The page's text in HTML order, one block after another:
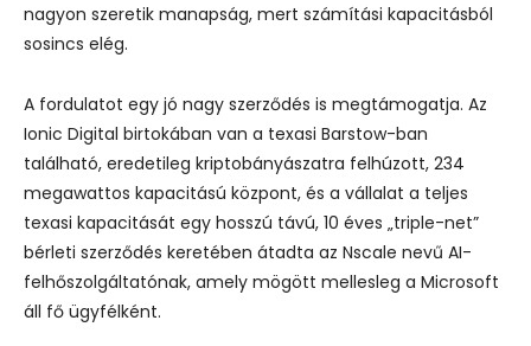
nagyon szeretik manapság, mert számítási kapacitásból
sosincs elég.
A fordulatot egy jó nagy szerződés is megtámogatja. Az
Ionic Digital birtokában van a texasi Barstow-ban
található, eredetileg kriptobányászatra felhúzott, 234
megawattos kapacitású központ, és a vállalat a teljes
texasi kapacitását egy hosszú távú, 10 éves „triple-net”
bérleti szerződés keretében átadta az Nscale nevű AI-
felhőszolgáltatónak, amely mögött mellesleg a Microsoft
áll fő ügyfélként.